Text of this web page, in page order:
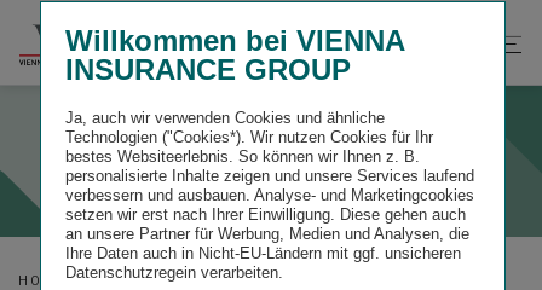
HOME SERVICEANGABEN IMPRESSUM
Willkommen bei VIENNA
INSURANCE GROUP
Ja, auch wir verwenden Cookies und ähnliche
Technologien ("Cookies*). Wir nutzen Cookies für Ihr
bestes Websiteerlebnis. So können wir Ihnen z. B.
personalisierte Inhalte zeigen und unsere Services laufend
verbessern und ausbauen. Analyse- und Marketingcookies
setzen wir erst nach Ihrer Einwilligung. Diese gehen auch
an unsere Partner für Werbung, Medien und Analysen, die
Ihre Daten auch in Nicht-EU-Ländern mit ggf. unsicheren
Datenschutzregein verarbeiten.